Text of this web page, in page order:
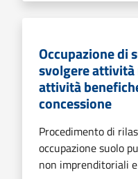
Occupazione di
svolgere
attività
concessione
Procedimento di
occupazione suolo
non imprenditoriali